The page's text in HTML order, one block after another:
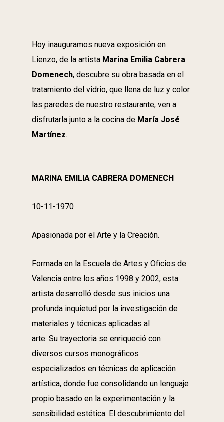
Hoy inauguramos nueva exposición en
Lienzo, de la artista Marina Emilia Cabrera
Domenech, descubre su obra basada en el
tratamiento del vidrio, que llena de luz y color
las paredes de nuestro restaurante, ven a
disfrutarla junto a la cocina de María José
Martínez.
MARINA EMILIA CABRERA DOMENECH
10-11-1970
Apasionada por el Arte y la Creación.
Formada en la Escuela de Artes y Oficios de
Valencia entre los años 1998 y 2002, esta
artista desarrolló desde sus inicios una
profunda inquietud por la investigación de
materiales y técnicas aplicadas al
arte. Su trayectoria se enriqueció con
diversos cursos monográficos
especializados en técnicas de aplicación
artística, donde fue consolidando un lenguaje
propio basado en la experimentación y la
sensibilidad estética. El descubrimiento del